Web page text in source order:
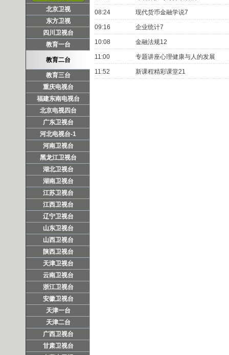
北京卫视
东方卫视
四川卫视台
教育一台
教育二台
教育三台
重庆电视台
福建东南电视台
北京电视四台
广东卫视台
河北电视台-1
河南卫视台
黑龙江卫视台
湖北卫视台
湖南卫视台
江苏卫视台
江西卫视台
辽宁卫视台
山东卫视台
山西卫视台
陕西卫视台
天津卫视台
云南卫视台
浙江卫视台
安徽卫视台
天津一台
天津二台
广西卫视台
甘肃卫视台
08:24 现代货币金融学说7
09:16 企业统计7
10:08 金融法规12
11:00 专题讲座心理健康与人的发展
11:52 新课程精彩课堂21